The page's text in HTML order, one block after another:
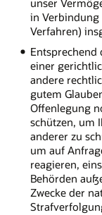
unser
in
Verfahren)
Entsprechend
einer
andere
gutem
Offenlegung
schützen, um
anderer zu
um auf
reagieren,
Behörden
Zwecke der